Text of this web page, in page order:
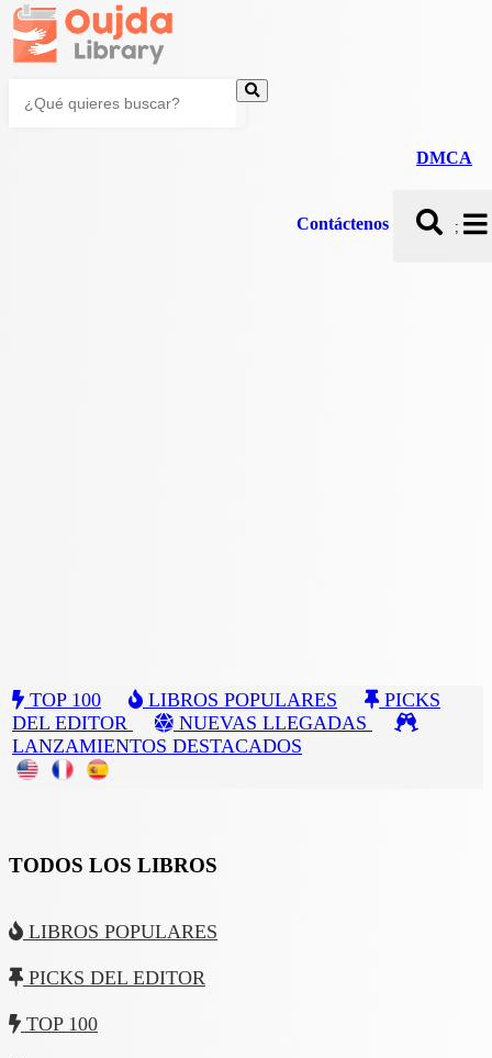
DMCA
Contáctenos ;
TOP 100 LIBROS POPULARES
PICKS
DEL EDITOR
NUEVAS LLEGADAS
LANZAMIENTOS DESTACADOS
TODOS LOS LIBROS
LIBROS POPULARES
PICKS DEL EDITOR
TOP 100